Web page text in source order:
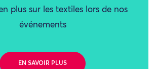
plus sur les textiles lors de nos
événements
EN SAVOIR PLUS